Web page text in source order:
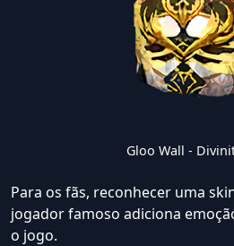
Gloo Wall -
Para os fãs, reconhecer uma
jogador famoso adiciona
o jogo.